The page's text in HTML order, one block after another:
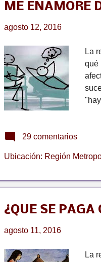
ME ENAMORÉ
agosto 12, 2016
La
qué
29 comentarios
Ubicación: Región
¿QUE SE PAGA
agosto 11, 2016
La